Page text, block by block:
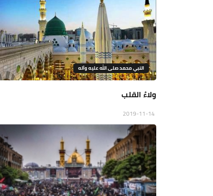
النبي محمد صلى الله عليه وآله
ولاءُ القلب